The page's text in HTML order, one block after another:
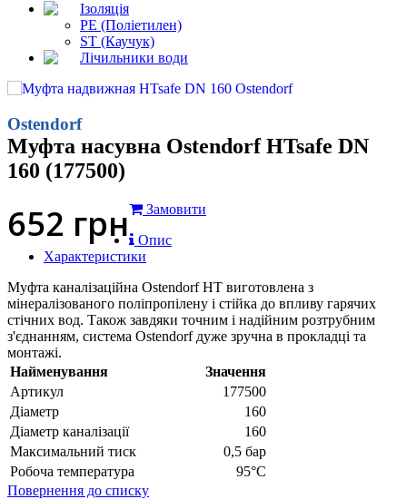
Ізоляція
PE (Поліетилен)
ST (Каучук)
Лічильники води
Ostendorf
Муфта насувна Ostendorf HTsafe DN
160 (177500)
652 грн
Замовити
Опис
Характеристики
Муфта каналізаційна Ostendorf HT виготовлена з
мінералізованого поліпропілену і стійка до впливу гарячих
стічних вод. Також завдяки точним і надійним розтрубним
з'єднанням, система Ostendorf дуже зручна в прокладці та
монтажі.
Найменування
Значення
Артикул
177500
Діаметр
160
Діаметр каналізації
160
Максимальний тиск
0,5 бар
Робоча температура
95°С
Повернення до списку